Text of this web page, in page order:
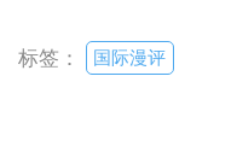
标签： 国际漫评